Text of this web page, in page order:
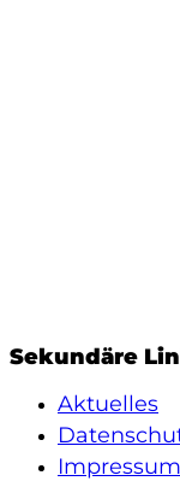
Sekundäre
Aktuelles
Impressum